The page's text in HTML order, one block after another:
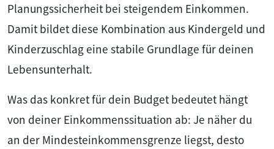
Planungssicherheit bei steigendem Einkommen.
Damit bildet diese Kombination aus Kindergeld und
Kinderzuschlag eine stabile Grundlage für deinen
Lebensunterhalt.
Was das konkret für dein Budget bedeutet hängt
von deiner Einkommenssituation ab: Je näher du
an der Mindesteinkommensgrenze liegst, desto